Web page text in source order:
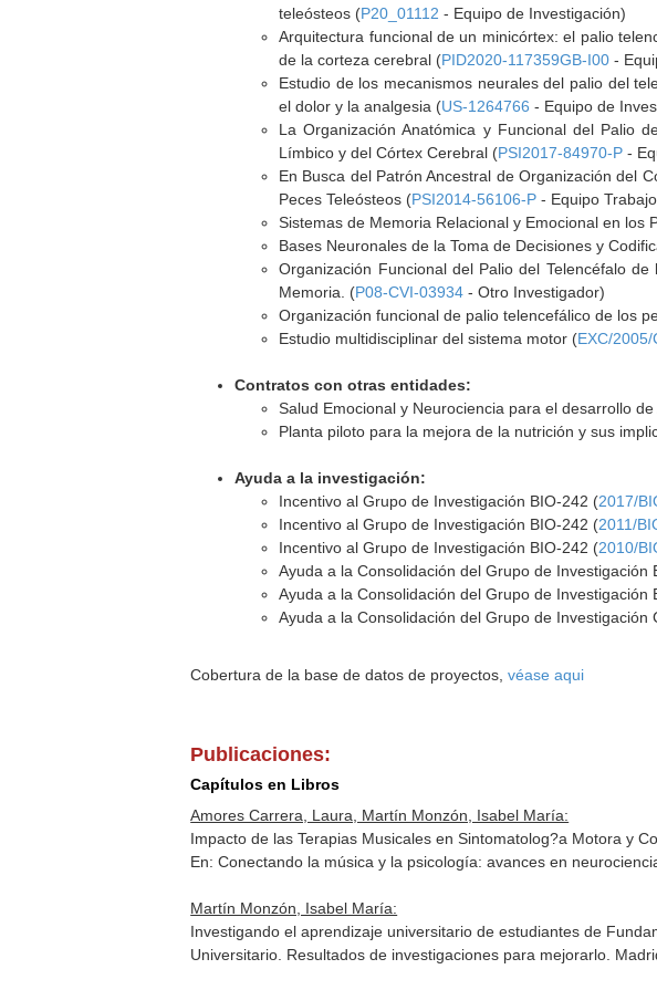
teleósteos (P20_01112 - Equipo de Investigación)
Arquitectura funcional de un minicórtex: el palio
de la corteza cerebral (PID2020-117359GB-I00 -
Estudio de los mecanismos neurales del palio del
el dolor y la analgesia (US-1264766 - Equipo de
La Organización Anatómica y Funcional del Palio
Límbico y del Córtex Cerebral (PSI2017-84970-P -
En Busca del Patrón Ancestral de Organización del
Peces Teleósteos (PSI2014-56106-P - Equipo
Sistemas de Memoria Relacional y Emocional en los
Bases Neuronales de la Toma de Decisiones y
Organización Funcional del Palio del Telencéfalo
Memoria. (P08-CVI-03934 - Otro Investigador)
Organización funcional de palio telencefálico de los
Estudio multidisciplinar del sistema motor (EXC/2005/
Contratos con otras entidades:
Salud Emocional y Neurociencia para el desarrollo
Planta piloto para la mejora de la nutrición y sus
Ayuda a la investigación:
Incentivo al Grupo de Investigación BIO-242 (2017/
Incentivo al Grupo de Investigación BIO-242 (2011/
Incentivo al Grupo de Investigación BIO-242 (2010/
Ayuda a la Consolidación del Grupo de Investigación
Ayuda a la Consolidación del Grupo de Investigación
Ayuda a la Consolidación del Grupo de Investigación
Cobertura de la base de datos de proyectos,véase aqui
Publicaciones:
Capítulos en Libros
Amores Carrera, Laura, Martín Monzón, Isabel María:
Impacto de las Terapias Musicales en Sintomatolog?a Motora y
En: Conectando la música y la psicología: avances en
Martín Monzón, Isabel María:
Investigando el aprendizaje universitario de estudiantes de
Universitario. Resultados de investigaciones para mejorarlo .